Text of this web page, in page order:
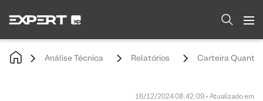
Análise Técnica Relatórios Carteira Quant
16/12/2024 08:42:09 • Atualizado em